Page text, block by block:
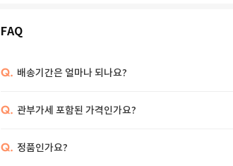
FAQ
Q. 배송기간은 얼마나 되나요?
Q. 관부가세 포함된 가격인가요?
Q. 정품인가요?